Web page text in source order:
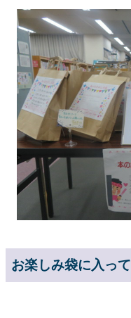
お楽しみ袋に入っ